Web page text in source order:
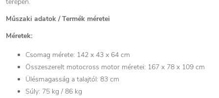
Műszaki adatok / Termék méretei
Méretek:
Csomag mérete: 142 x 43 x 64 cm
Összeszerelt motocross motor méretei: 167 x 78 x 109 cm
Ülésmagasság a talajtól: 83 cm
Súly: 75 kg / 86 kg